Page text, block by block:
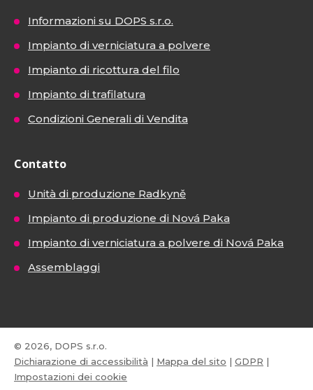
Informazioni su DOPS s.r.o.
Impianto di verniciatura a polvere
Impianto di ricottura del filo
Impianto di trafilatura
Condizioni Generali di Vendita
Contatto
Unità di produzione Radkyně
Impianto di produzione di Nová Paka
Impianto di verniciatura a polvere di Nová Paka
Assemblaggi
© 2026, DOPS s.r.o.
Dichiarazione di accessibilità | Mappa del sito | GDPR |
Impostazioni dei cookie